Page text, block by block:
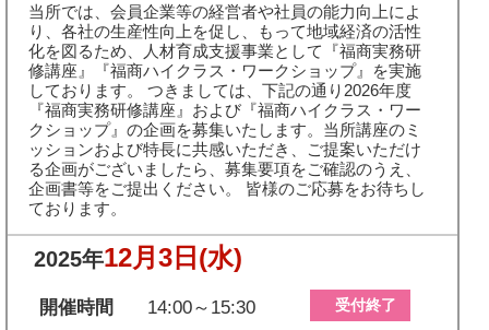
当所では、会員企業等の経営者や社員の能力向上によ
り、各社の生産性向上を促し、もって地域経済の活性
化を図るため、人材育成支援事業として『福商実務研
修講座』『福商ハイクラス・ワークショップ』を実施
しております。 つきましては、下記の通り2026年度
『福商実務研修講座』および『福商ハイクラス・ワー
クショップ』の企画を募集いたします。当所講座のミ
ッションおよび特長に共感いただき、ご提案いただけ
る企画がございましたら、募集要項をご確認のうえ、
企画書等をご提出ください。 皆様のご応募をお待ちし
ております。
2025年12月3日 (水)
開催時間 14:00～15:30 受付終了